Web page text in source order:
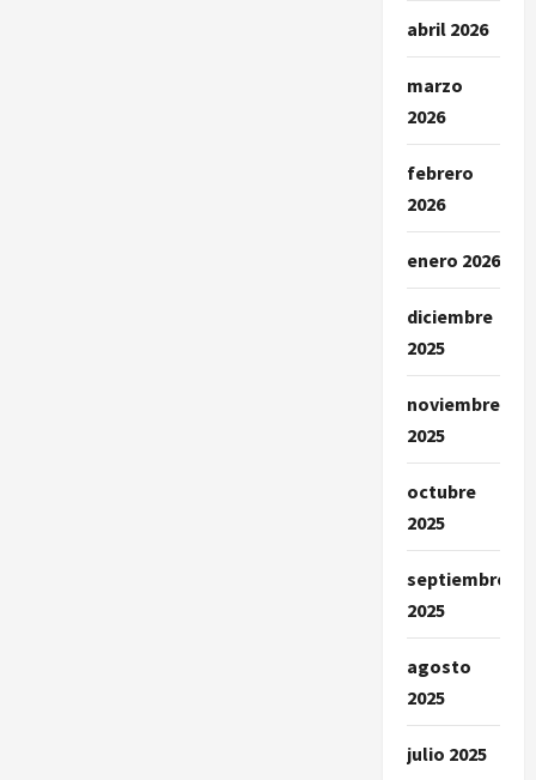
abril 2026
marzo
2026
febrero
2026
enero 2026
diciembre
2025
noviembre
2025
octubre
2025
septiembre
2025
agosto
2025
julio 2025